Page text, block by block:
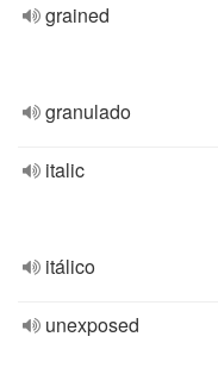
grained
granulado
italic
itálico
unexposed